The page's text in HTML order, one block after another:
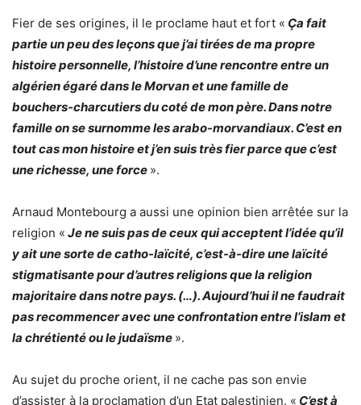
Fier de ses origines, il le proclame haut et fort « Ça fait
partie un peu des leçons que j’ai tirées de ma propre
histoire personnelle, l’histoire d’une rencontre entre un
algérien égaré dans le Morvan et une famille de
bouchers-charcutiers du coté de mon père. Dans notre
famille on se surnomme les arabo-morvandiaux. C’est en
tout cas mon histoire et j’en suis très fier parce que c’est
une richesse, une force ».
Arnaud Montebourg a aussi une opinion bien arrêtée sur la
religion « Je ne suis pas de ceux qui acceptent l’idée qu’il
y ait une sorte de catho-laïcité, c’est-à-dire une laïcité
stigmatisante pour d’autres religions que la religion
majoritaire dans notre pays. (…). Aujourd’hui il ne faudrait
pas recommencer avec une confrontation entre l’islam et
la chrétienté ou le judaïsme ».
Au sujet du proche orient, il ne cache pas son envie
d’assister à la proclamation d’un Etat palestinien. « C’est à